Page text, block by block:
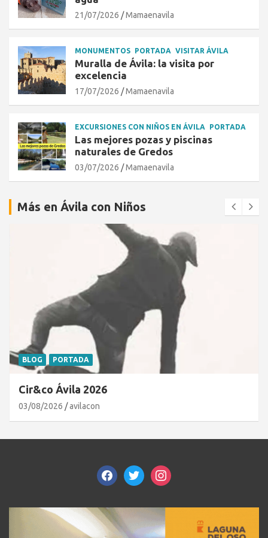
21/07/2026 Mamaenavila
MONUMENTOS PORTADA VISITAR ÁVILA
Muralla de Ávila: la visita por
excelencia
17/07/2026 Mamaenavila
EXCURSIONES CON NIÑOS EN ÁVILA PORTADA
Las mejores pozas y piscinas
naturales de Gredos
03/07/2026 Mamaenavila
Más en Ávila con Niños
BLOG PORTADA
Cir&co Ávila 2026
03/08/2026 avilacon
facebooktwitterinstagram